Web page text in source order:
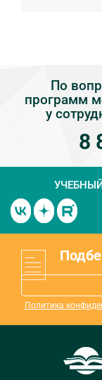
По
программ
у
8
Политика